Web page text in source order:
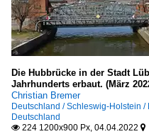
Die Hubbrücke in der Stadt
Jahrhunderts erbaut. (März
Christian Bremer
Deutschland / Schleswig-Holstein /
Deutschland
 224 1200x900 Px, 04.04.2022 